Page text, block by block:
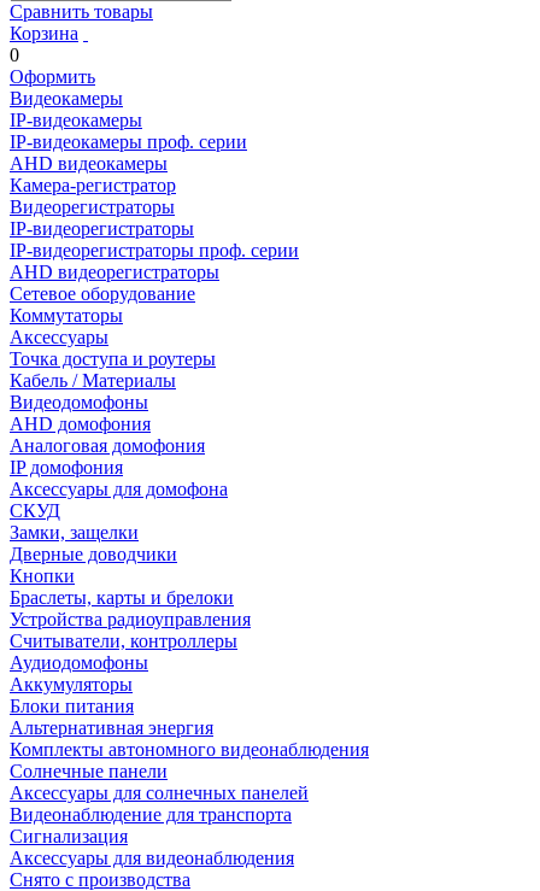
Сравнить товары
Корзина
0
Оформить
Видеокамеры
IP-видеокамеры
IP-видеокамеры проф. серии
AHD видеокамеры
Камера-регистратор
Видеорегистраторы
IP-видеорегистраторы
IP-видеорегистраторы проф. серии
AHD видеорегистраторы
Сетевое оборудование
Коммутаторы
Аксессуары
Точка доступа и роутеры
Кабель / Материалы
Видеодомофоны
AHD домофония
Аналоговая домофония
IP домофония
Аксессуары для домофона
СКУД
Замки, защелки
Дверные доводчики
Кнопки
Браслеты, карты и брелоки
Устройства радиоуправления
Считыватели, контроллеры
Аудиодомофоны
Аккумуляторы
Блоки питания
Альтернативная энергия
Комплекты автономного видеонаблюдения
Солнечные панели
Аксессуары для солнечных панелей
Видеонаблюдение для транспорта
Сигнализация
Аксессуары для видеонаблюдения
Снято с производства